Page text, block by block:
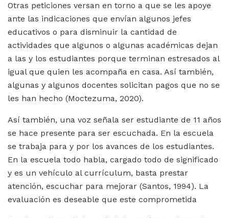
Otras peticiones versan en torno a que se les apoye
ante las indicaciones que envían algunos jefes
educativos o para disminuir la cantidad de
actividades que algunos o algunas académicas dejan
a las y los estudiantes porque terminan estresados al
igual que quien les acompaña en casa. Así también,
algunas y algunos docentes solicitan pagos que no se
les han hecho (Moctezuma, 2020).
Así también, una voz señala ser estudiante de 11 años
se hace presente para ser escuchada. En la escuela
se trabaja para y por los avances de los estudiantes.
En la escuela todo habla, cargado todo de significado
y es un vehículo al currículum, basta prestar
atención, escuchar para mejorar (Santos, 1994). La
evaluación es deseable que este comprometida